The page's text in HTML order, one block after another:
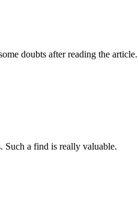
doubts after reading the article.
Such a find is really valuable.